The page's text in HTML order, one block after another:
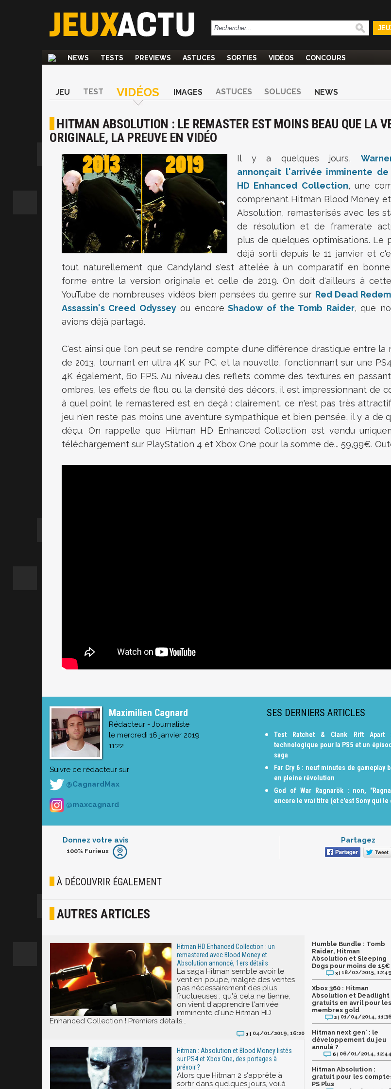
NEWS TESTS PREVIEWS ASTUCES SORTIES VIDÉOS CONCOURS
JEU TEST VIDÉOS IMAGES ASTUCES SOLUCES NEWS
HITMAN ABSOLUTION : LE REMASTER EST MOINS BEAU QUE LA
ORIGINALE, LA PREUVE EN VIDÉO
Il y a quelques jours,
annonçait l'arrivée imminente de
HD Enhanced Collection, une
comprenant Hitman Blood Money
Absolution, remasterisés avec les
de résolution et de framerate
plus de quelques optimisations. Le
déjà sorti depuis le 11 janvier et
tout naturellement que Candyland s'est attelée à un comparatif en
forme entre la version originale et celle de 2019. On doit d'ailleurs à
YouTube de nombreuses vidéos bien pensées du genre sur Red Dead
Assassin's Creed Odysseyou encore Shadow of the Tomb Raider, que
avions déjà partagé.
C'est ainsi que l'on peut se rendre compte d'une différence drastique entre la
de 2013, tournant en ultra 4K sur PC, et la nouvelle, fonctionnant sur une
4K également, 60 FPS. Au niveau des reflets comme des textures en
ombres, les effets de flou ou la densité des décors, il est impressionnant de
à quel point le remastered est en deçà : clairement, ce n'est pas très
jeu n'en reste pas moins une aventure sympathique et bien pensée, il y a de
déçu. On rappelle que Hitman HD Enhanced Collection est vendu
téléchargement sur PlayStation 4 et Xbox One pour la somme de... 59,99€.
Maximilien Cagnard
Rédacteur - Journaliste
le mercredi 16 janvier 2019
11:22
Suivre ce rédacteur sur
@CagnardMax
@maxcagnard
SES DERNIERS ARTICLES
Test Ratchet & Clank Rift
technologique pour la PS5 et un
saga
Far Cry 6 : neuf minutes de gameplay
en pleine révolution
God of War Ragnarök : non,
encore le vrai titre (et c'est Sony qui le
Donnez votre avis
Furieux
Joyeux
100% Furieux
Partagez
À DÉCOUVRIR ÉGALEMENT
AUTRES ARTICLES
Hitman HD Enhanced Collection : un
remastered avec Blood Money et
Absolution annoncé, 1ers détails
La saga Hitman semble avoir le
vent en poupe, malgré des ventes
pas nécessairement des plus
fructueuses : qu'à cela ne tienne,
on vient d'apprendre l'arrivée
imminente d'une Hitman HD
Enhanced Collection ! Premiers détails...
1 | 04/01/2019, 16:20
Hitman : Absolution et Blood Money listés
sur PS4 et Xbox One, des portages à
prévoir ?
Alors que Hitman 2 s'apprête à
sortir dans quelques jours, voilà
Humble Bundle : Tomb
Raider, Hitman
Absolution et Sleeping
Dogs pour moins de 15€
3 |18/02/2015, 12:49
Xbox 360 : Hitman
Absolution et Deadlight
gratuits en avril pour les
membres gold
2 | 01/04/2014, 11:36
Hitman next gen' : le
développement du jeu
annulé ?
6 | 06/01/2014, 12:44
Hitman Absolution :
gratuit pour les
PS Plus